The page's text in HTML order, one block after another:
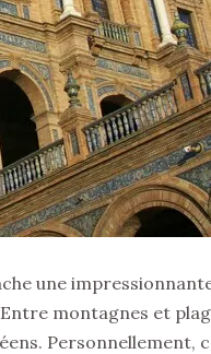
une
montagnes et
Personnellement,